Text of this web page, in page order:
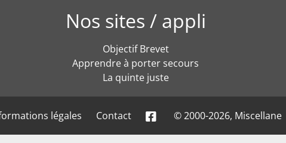
Nos sites / appli
Objectif Brevet
Apprendre à porter secours
La quinte juste
légales Contact © 2000-2026, Miscellane